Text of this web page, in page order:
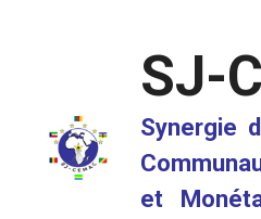
SJ-
Synergie
et